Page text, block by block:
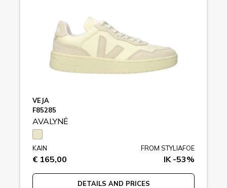
VEJA
F85285
AVALYNĖ
KAIN
€ 165,00
FROM STYLIAFOE
IK -53%
DETAILS AND PRICES